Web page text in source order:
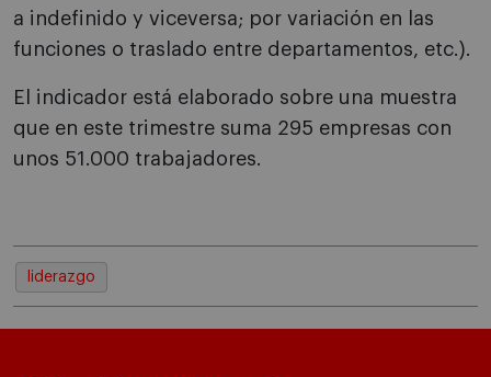
a indefinido y viceversa; por variación en las
funciones o traslado entre departamentos, etc.).
El indicador está elaborado sobre una muestra
que en este trimestre suma 295 empresas con
unos 51.000 trabajadores.
liderazgo